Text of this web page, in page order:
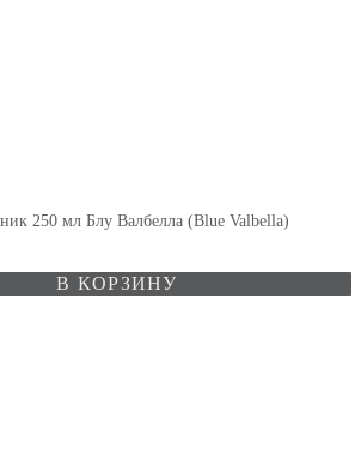
250 мл Блу Валбелла (Blue Valbella)
В КОРЗИНУ